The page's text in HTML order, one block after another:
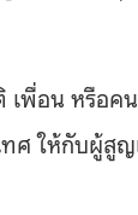
เพื่อน หรือ
ทศ ให้กับผู้สู